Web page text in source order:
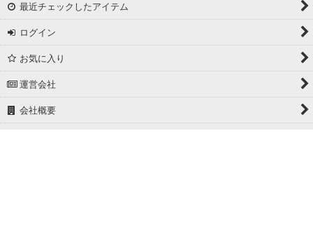
マドラスチェック
ドビー
撥水加工
起毛生地
最近チェックしたアイテム
ログイン
お気に入り
運営会社
会社概要